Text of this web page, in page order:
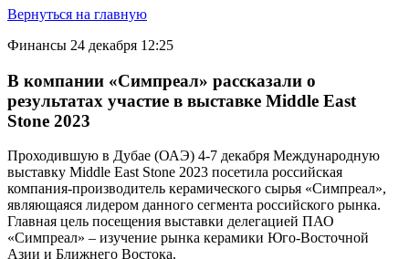
Вернуться на главную
Финансы 24 декабря 12:25
В компании «Симпреал» рассказали о
результатах участие в выставке Middle East
Stone 2023
Проходившую в Дубае (ОАЭ) 4-7 декабря Международную
выставку Middle East Stone 2023 посетила российская
компания-производитель керамического сырья «Симпреал»,
являющаяся лидером данного сегмента российского рынка.
Главная цель посещения выставки делегацией ПАО
«Симпреал» – изучение рынка керамики Юго-Восточной
Азии и Ближнего Востока.